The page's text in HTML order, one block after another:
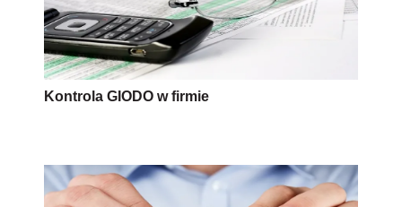
Kontrola GIODO w firmie